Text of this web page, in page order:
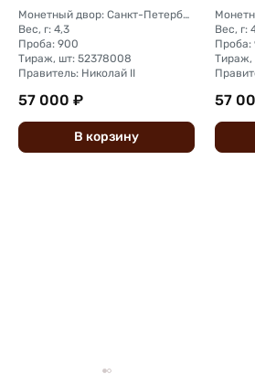
Монетный двор: Санкт-Петербургский монетный двор
Вес, г: 4,3
Проба: 900
Тираж, шт: 52378008
Правитель: Николай II
57 000 ₽
В корзину
Вес, г:
Проба:
Тираж,
57